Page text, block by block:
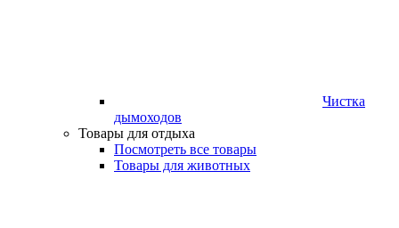
Чистка
дымоходов
Товары для отдыха
Посмотреть все товары
Товары для животных